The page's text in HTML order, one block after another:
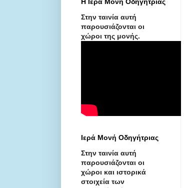
Στην ταινία αυτή
παρουσιάζονται οι
χώροι της μονής.
Ιερά Μονή Οδηγήτριας
Στην ταινία αυτή
παρουσιάζονται οι
χώροι και ιστορικά
στοιχεία των